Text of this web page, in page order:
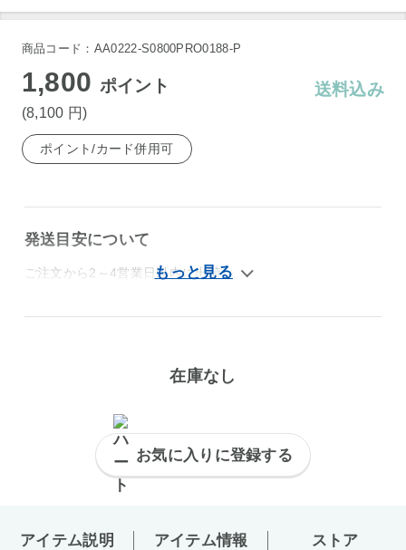
商品コード：AA0222-S0800PRO0188-P
1,800 ポイント
(8,100 円)
送料込み
ポイント/カード併用可
発送目安について
ご注文から2～4営業日以内に出荷
在庫なし
お気に入りに登録する
アイテム説明 アイテム情報 ストア